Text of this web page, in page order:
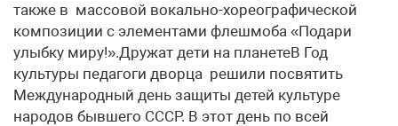
также в массовой вокально-хореографической
композиции с элементами флешмоба «Подари
улыбку миру!».Дружат дети на планетеВ Год
культуры педагоги дворца решили посвятить
Международный день защиты детей культуре
народов бывшего СССР. В этот день по всей